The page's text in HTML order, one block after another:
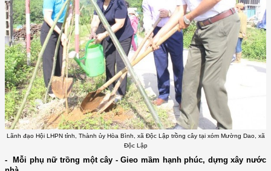
Lãnh đạo Hội LHPN tỉnh, Thành ủy Hòa Bình, xã Độc Lập trồng cây tại xóm Mường Dao, xã
Độc Lập
- Mỗi phụ nữ trồng một cây - Gieo mầm hạnh phúc, dựng xây nước